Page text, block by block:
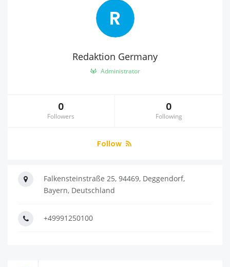
R
Redaktion Germany
Administrator
0
Followers
0
Following
Follow
Falkensteinstraße 25, 94469, Deggendorf,
Bayern, Deutschland
+49991250100